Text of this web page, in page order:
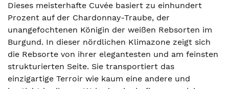
Dieses meisterhafte Cuvée basiert zu einhundert
Prozent auf der Chardonnay-Traube, der
unangefochtenen Königin der weißen Rebsorten im
Burgund. In dieser nördlichen Klimazone zeigt sich
die Rebsorte von ihrer elegantesten und am feinsten
strukturierten Seite. Sie transportiert das
einzigartige Terroir wie kaum eine andere und